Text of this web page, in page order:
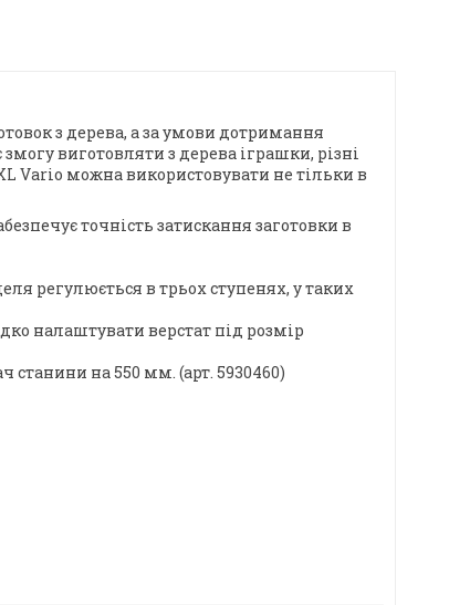
з дерева, а за умови дотримання
виготовляти з дерева іграшки, різні
Vario можна використовувати не тільки в
точність затискання заготовки в
регулюється в трьох ступенях, у таких
налаштувати верстат під розмір
станини на 550 мм. (арт. 5930460)